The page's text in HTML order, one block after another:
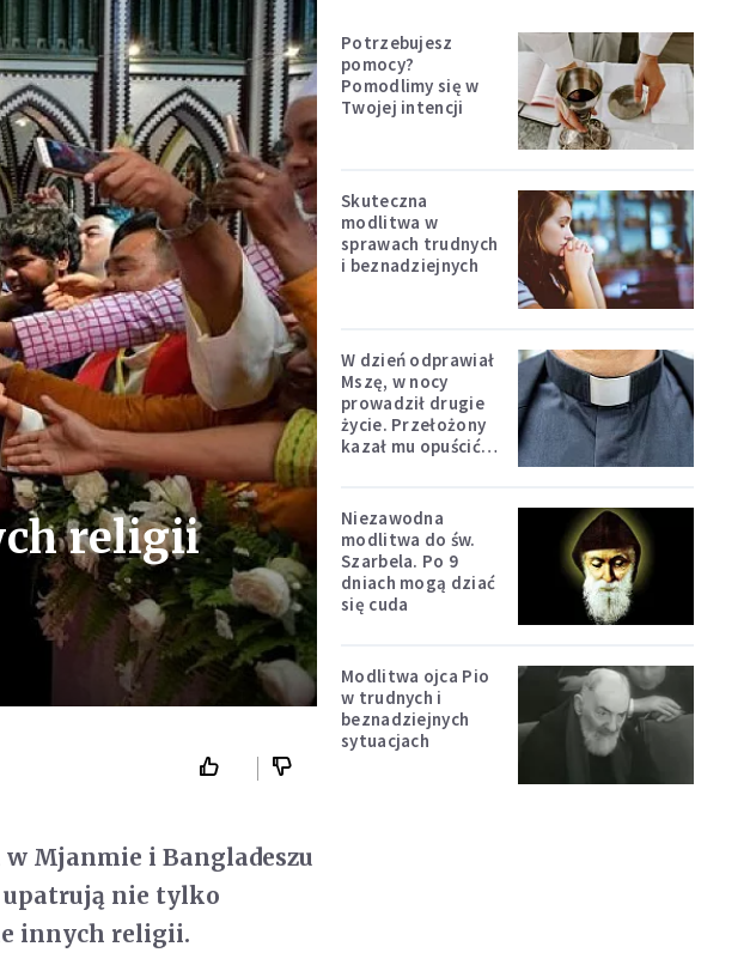
religii
Mjanmie i Bangladeszu
upatrują nie tylko
innych religii.
Potrzebujesz
pomocy?
Pomodlimy się w
Twojej intencji
Skuteczna
modlitwa w
sprawach trudnych
i beznadziejnych
W dzień odprawiał
Mszę, w nocy
prowadził drugie
życie. Przełożony
kazał mu opuścić
Niezawodna
modlitwa do św.
Szarbela. Po 9
dniach mogą dziać
się cuda
Modlitwa ojca Pio
w trudnych i
beznadziejnych
sytuacjach